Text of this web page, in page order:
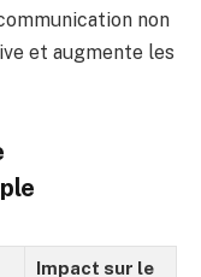
non
et augmente les
Impact sur le